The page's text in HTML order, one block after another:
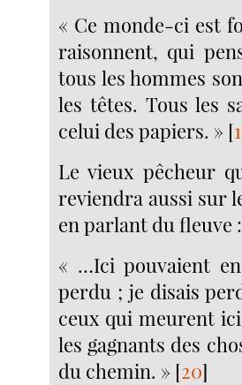
« Ce monde-ci est
raisonnent, qui
tous les hommes
les têtes. Tous les
celui des papiers. » [
Le vieux pêcheur
reviendra aussi sur
en parlant du fleuve :
« …Ici pouvaient
perdu ; je disais
ceux qui meurent
les gagnants des
du chemin. » [20]